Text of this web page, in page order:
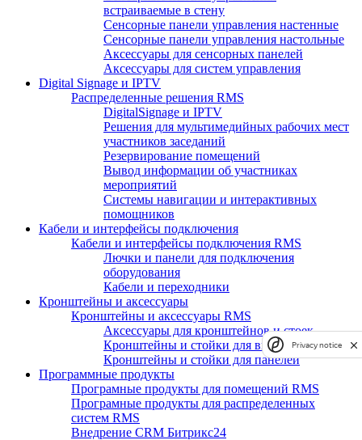
встраиваемые в стену
Сенсорные панели управления настенные
Сенсорные панели управления настольные
Аксессуары для сенсорных панелей
Аксессуары для систем управления
Digital Signage и IPTV
Распределенные решения RMS
DigitalSignage и IPTV
Решения для мультимедийных рабочих мест
участников заседаний
Резервирование помещений
Вывод информации об участниках
мероприятий
Системы навигации и интерактивных
помощников
Кабели и интерфейсы подключения
Кабели и интерфейсы подключения RMS
Лючки и панели для подключения
оборудования
Кабели и переходники
Кронштейны и аксессуары
Кронштейны и аксессуары RMS
Аксессуары для кронштейнов и стоек
Кронштейны и стойки для видеостен
Кронштейны и стойки для панелей
Программные продукты
Програмные продукты для помещений RMS
Програмные продукты для распределенных
систем RMS
Внедрение CRM Битрикс24
Privacy notice